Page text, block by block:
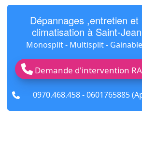
Dépannages ,entretien et
climatisation à Saint-
Monosplit - Multisplit -
Demande d'intervention
fas
0970.468.458 - 0601765885